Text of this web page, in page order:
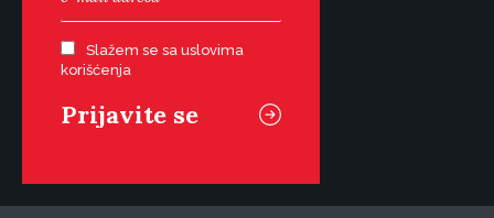
Slažem se sa uslovima
korišćenja